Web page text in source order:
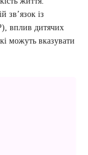
зв’язок із
вплив дитячих
можуть вказувати